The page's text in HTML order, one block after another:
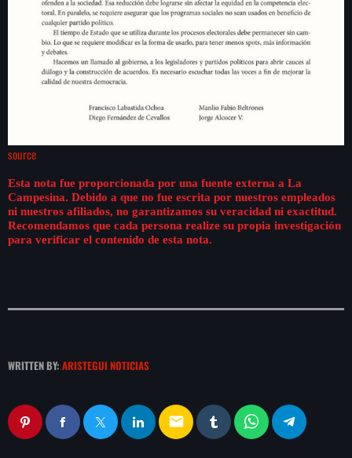
source
Esta nota fue proporcionada por una fuente externa a La
Campesina. Debido a que no fue escrita por nuestros empleados
ni nuestros afiliados, no garantizamos su veracidad ni exactitud.
Recomendamos que cada persona realize su propia investigación
para verificar el contenido de esta nota.
WRITTEN BY: ARISTEGUI NOTICIAS
email